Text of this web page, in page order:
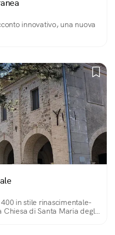
innovativo, una nuova
in stile rinascimentale-
di Santa Maria degli